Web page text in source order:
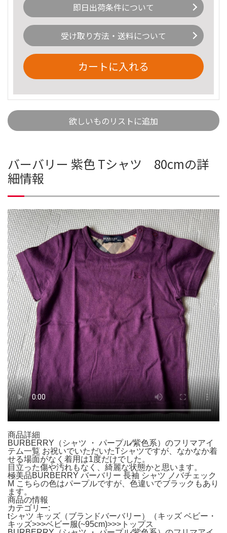
即日出荷条件について
受け取り方法・送料について
カートに入れる
欲しいものリストに追加
バーバリー 紫色 Tシャツ 80cmの詳
細情報
商品詳細
BURBERRY（シャツ ・ パープル⁄紫色系）のフリマアイ
テム一覧 お祝いでいただいたTシャツですが、なかなか着
せる場面がなく着用は1度だけでした。
目立った傷や汚れもなく、綺麗な状態かと思います。
極美品BURBERRY バーバリー 長袖 シャツ ノバチェック
M こちらの色はパープルですが、色違いでブラックもあり
ます。
商品の情報
カテゴリー:
tシャツ キッズ（ブランドバーバリー）（キッズ ベビー・
キッズ>>>ベビー服(~95cm)>>>トップス